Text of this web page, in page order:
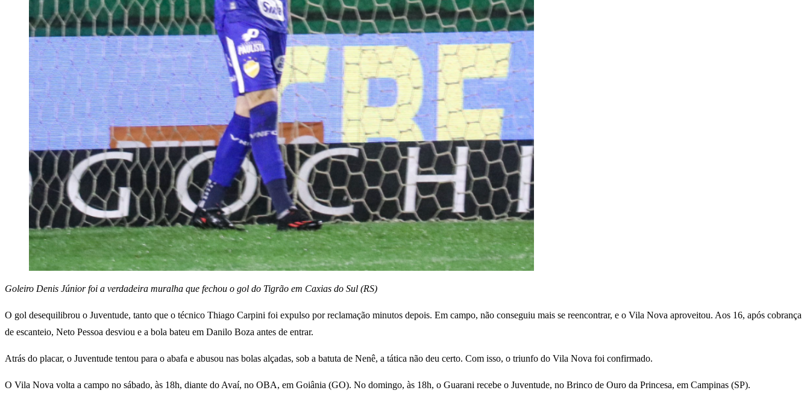
Goleiro Denis Júnior foi a verdadeira muralha que fechou o gol do Tigrão em Caxias do Sul (RS)
O gol desequilibrou o Juventude, tanto que o técnico Thiago Carpini foi expulso por reclamação minutos depois. Em campo, não conseguiu mais se reencontrar, e o Vila Nova aproveitou. Aos 16, após cobrança
de escanteio, Neto Pessoa desviou e a bola bateu em Danilo Boza antes de entrar.
Atrás do placar, o Juventude tentou para o abafa e abusou nas bolas alçadas, sob a batuta de Nenê, a tática não deu certo. Com isso, o triunfo do Vila Nova foi confirmado.
O Vila Nova volta a campo no sábado, às 18h, diante do Avaí, no OBA, em Goiânia (GO). No domingo, às 18h, o Guarani recebe o Juventude, no Brinco de Ouro da Princesa, em Campinas (SP).